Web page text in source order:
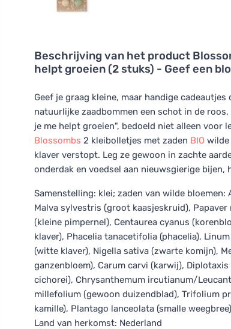
Beschrijving van het product
helpt groeien (2 stuks) - Geef een
Geef je graag kleine, maar handige
natuurlijke zaadbommen een schot in de
je me helpt groeien", bedoeld niet alleen voor
Blossombs 2 kleibolletjes met zaden BIO wilde
klaver verstopt. Leg ze gewoon in zachte
onderdak en voedsel aan nieuwsgierige
Samenstelling: klei; zaden van wilde
Malva sylvestris (groot kaasjeskruid),
(kleine pimpernel), Centaurea cyanus
klaver), Phacelia tanacetifolia (phacelia),
(witte klaver), Nigella sativa (zwarte komijn),
ganzenbloem), Carum carvi (karwij),
cichorei), Chrysanthemum ircutianum/
millefolium (gewoon duizendblad), Trifolium
kamille), Plantago lanceolata (smalle
Land van herkomst: Nederland